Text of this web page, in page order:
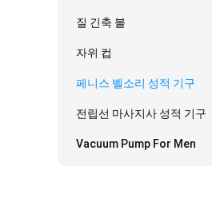
질 긴축 볼
자위 컵
페니스 벨소리 성적 기구
전립선 마사지사 성적 기구
Vacuum Pump For Men